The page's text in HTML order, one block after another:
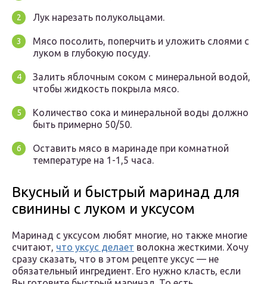
Лук нарезать полукольцами.
Мясо посолить, поперчить и уложить слоями с
луком в глубокую посуду.
Залить яблочным соком с минеральной водой,
чтобы жидкость покрыла мясо.
Количество сока и минеральной воды должно
быть примерно 50/50.
Оставить мясо в маринаде при комнатной
температуре на 1-1,5 часа.
Вкусный и быстрый маринад для
свинины с луком и уксусом
Маринад с уксусом любят многие, но также многие
считают, что уксус делает волокна жесткими. Хочу
сразу сказать, что в этом рецепте уксус — не
обязательный ингредиент. Его нужно класть, если